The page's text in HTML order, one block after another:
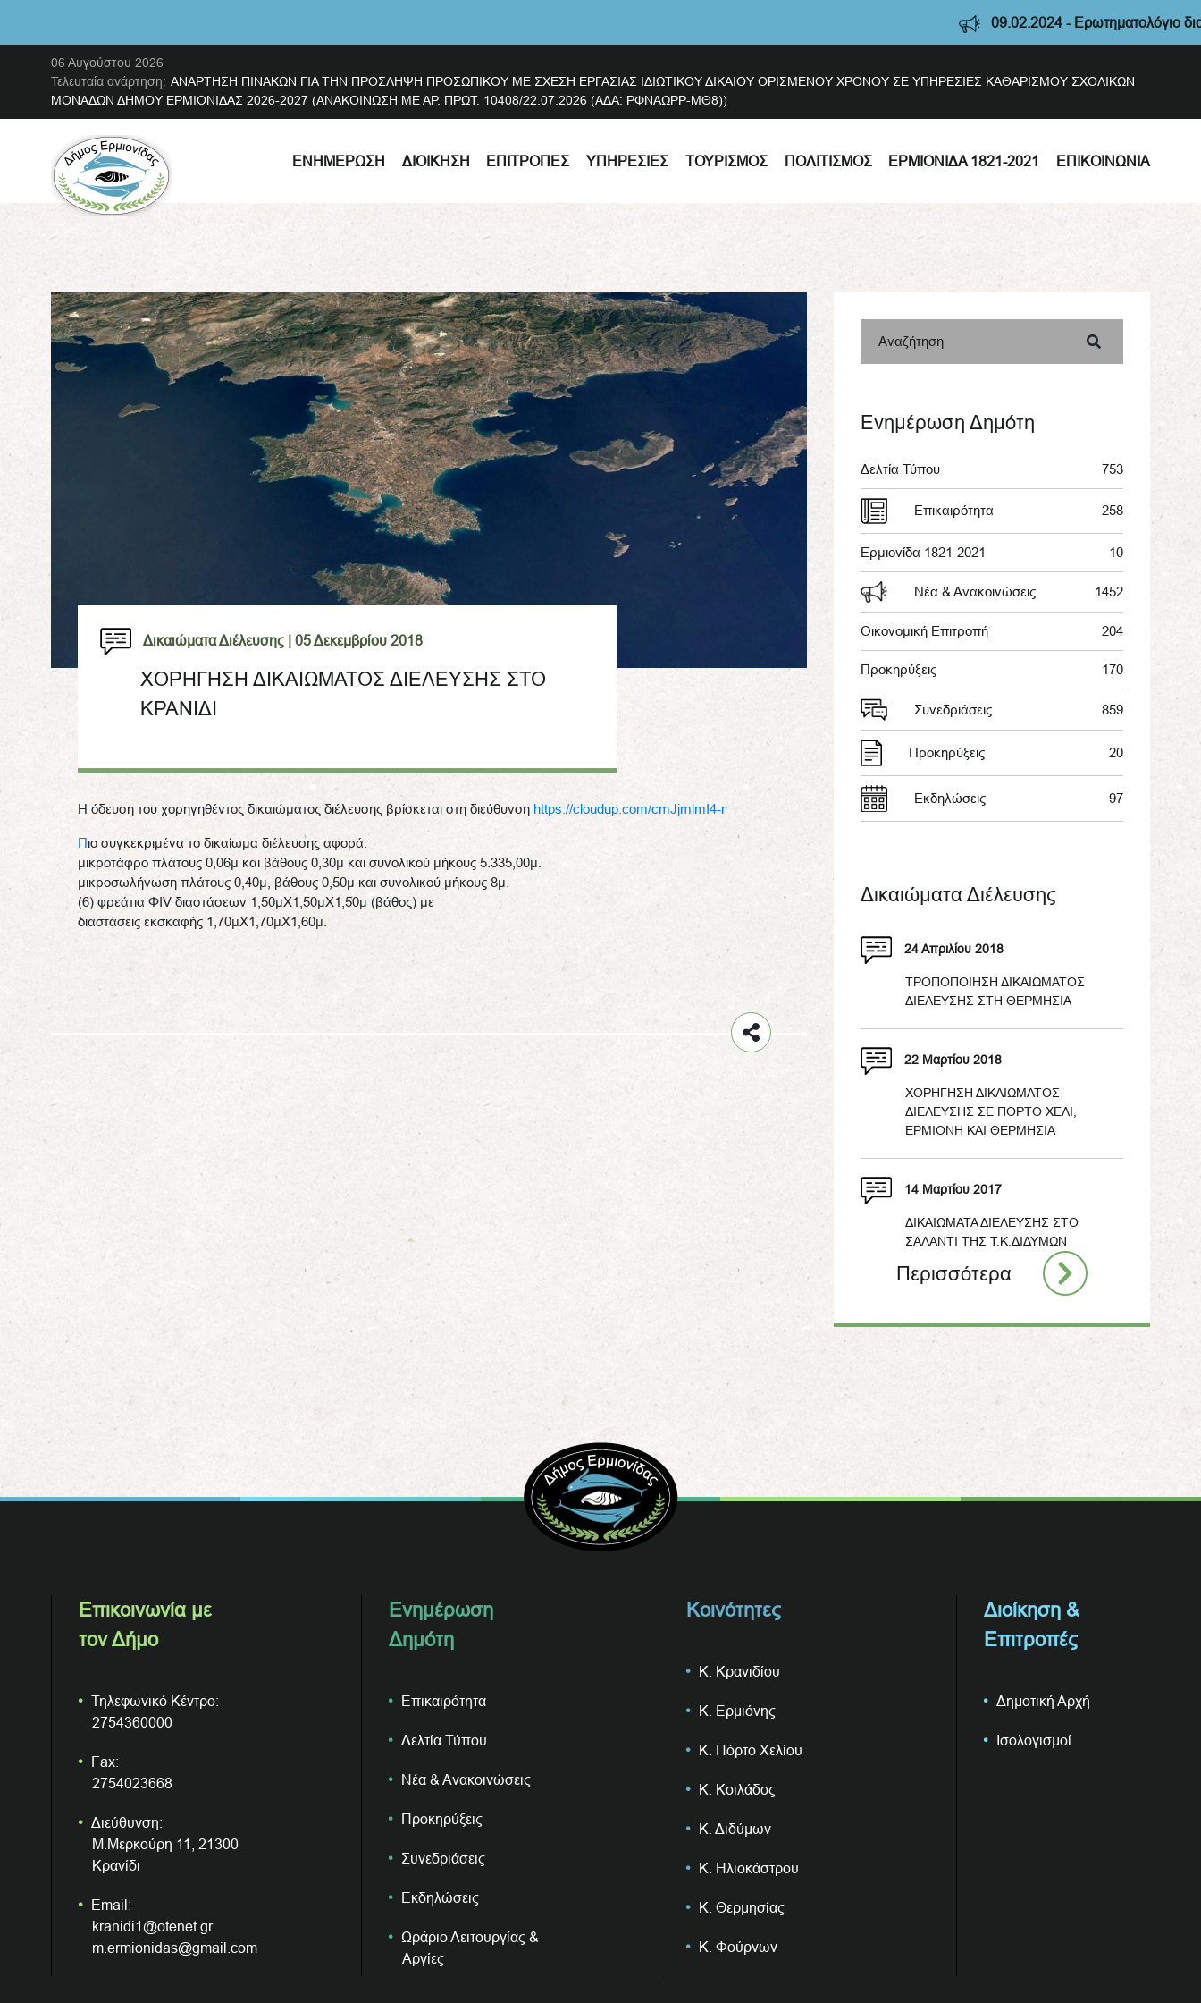
09.02.2024 - Ερωτηματολόγιο
06 Αυγούστου 2026
Τελευταία ανάρτηση: ΑΝΑΡΤΗΣΗ ΠΙΝΑΚΩΝ ΓΙΑ ΤΗΝ ΠΡΟΣΛΗΨΗ ΠΡΟΣΩΠΙΚΟΥ ΜΕ ΣΧΕΣΗ ΕΡΓΑΣΙΑΣ ΙΔΙΩΤΙΚΟΥ ΔΙΚΑΙΟΥ ΟΡΙΣΜΕΝΟΥ ΧΡΟΝΟΥ ΣΕ ΥΠΗΡΕΣΙΕΣ ΚΑΘΑΡΙΣΜΟΥ ΣΧΟΛΙΚΩΝ
ΜΟΝΑΔΩΝ ΔΗΜΟΥ ΕΡΜΙΟΝΙΔΑΣ 2026-2027 (ΑΝΑΚΟΙΝΩΣΗ ΜΕ ΑΡ. ΠΡΩΤ. 10408/22.07.2026 (ΑΔΑ: ΡΦΝΑΩΡΡ-ΜΘ8))
ΕΝΗΜΈΡΩΣΗ ΔΙΟΊΚΗΣΗ ΕΠΙΤΡΟΠΈΣ ΥΠΗΡΕΣΊΕΣ ΤΟΥΡΙΣΜΌΣ ΠΟΛΙΤΙΣΜΌΣ ΕΡΜΙΟΝΊΔΑ 1821-2021 ΕΠΙΚΟΙΝΩΝΊΑ
Δικαιώματα Διέλευσης | 05 Δεκεμβρίου 2018
ΧΟΡΗΓΗΣΗ ΔΙΚΑΙΩΜΑΤΟΣ ΔΙΕΛΕΥΣΗΣ ΣΤΟ
ΚΡΑΝΙΔΙ
Η όδευση του χορηγηθέντος δικαιώματος διέλευσης βρίσκεται στη διεύθυνση https://cloudup.com/cmJjmlmI4-r
Πιο συγκεκριμένα το δικαίωμα διέλευσης αφορά:
μικροτάφρο πλάτους 0,06μ και βάθους 0,30μ και συνολικού μήκους 5.335,00μ.
μικροσωλήνωση πλάτους 0,40μ, βάθους 0,50μ και συνολικού μήκους 8μ.
(6) φρεάτια ΦΙV διαστάσεων 1,50μΧ1,50μΧ1,50μ (βάθος) με
διαστάσεις εκσκαφής 1,70μΧ1,70μΧ1,60μ.
Αναζήτηση
Ενημέρωση Δημότη
Δελτία Τύπου 753
Επικαιρότητα 258
Ερμιονίδα 1821-2021 10
Νέα & Ανακοινώσεις 1452
Οικονομική Επιτροπή 204
Προκηρύξεις 170
Συνεδριάσεις 859
Προκηρύξεις 20
Εκδηλώσεις 97
Δικαιώματα Διέλευσης
24 Απριλίου 2018
ΤΡΟΠΟΠΟΙΗΣΗ ΔΙΚΑΙΩΜΑΤΟΣ
ΔΙΕΛΕΥΣΗΣ ΣΤΗ ΘΕΡΜΗΣΙΑ
22 Μαρτίου 2018
ΧΟΡΗΓΗΣΗ ΔΙΚΑΙΩΜΑΤΟΣ
ΔΙΕΛΕΥΣΗΣ ΣΕ ΠΟΡΤΟ ΧΕΛΙ,
ΕΡΜΙΟΝΗ ΚΑΙ ΘΕΡΜΗΣΙΑ
14 Μαρτίου 2017
ΔΙΚΑΙΩΜΑΤΑ ΔΙΕΛΕΥΣΗΣ ΣΤΟ
ΣΑΛΑΝΤΙ ΤΗΣ Τ.Κ.ΔΙΔΥΜΩΝ
Περισσότερα
Επικοινωνία με
τον Δήμο
Τηλεφωνικό Κέντρο:
2754360000
Fax:
2754023668
Διεύθυνση:
Μ.Μερκούρη 11, 21300
Κρανίδι
Email:
kranidi1@otenet.gr
m.ermionidas@gmail.com
Ενημέρωση
Δημότη
Επικαιρότητα
Δελτία Τύπου
Νέα & Ανακοινώσεις
Προκηρύξεις
Συνεδριάσεις
Εκδηλώσεις
Ωράριο Λειτουργίας &
Αργίες
Κοινότητες
Κ. Κρανιδίου
Κ. Ερμιόνης
Κ. Πόρτο Χελίου
Κ. Κοιλάδος
Κ. Διδύμων
Κ. Ηλιοκάστρου
Κ. Θερμησίας
Κ. Φούρνων
Διοίκηση &
Επιτροπές
Δημοτική Αρχή
Ισολογισμοί